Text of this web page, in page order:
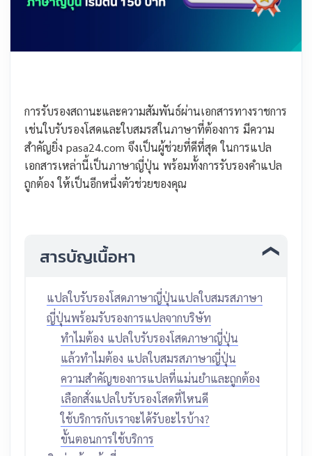
การรับรองสถานะและความสัมพันธ์ผ่านเอกสารทางราชการ
เช่นใบรับรองโสดและใบสมรสในภาษาที่ต้องการ มีความ
สำคัญยิ่ง pasa24.com จึงเป็นผู้ช่วยที่ดีที่สุด ในการแปล
เอกสารเหล่านี้เป็นภาษาญี่ปุ่น พร้อมทั้งการรับรองคำแปล
ถูกต้อง ให้เป็นอีกหนึ่งตัวช่วยของคุณ
สารบัญเนื้อหา
แปลใบรับรองโสดภาษาญี่ปุ่นแปลใบสมรสภาษา
ญี่ปุ่นพร้อมรับรองการแปลจากบริษัท
ทำไมต้อง แปลใบรับรองโสดภาษาญี่ปุ่น
แล้วทำไมต้อง แปลใบสมรสภาษาญี่ปุ่น
ความสำคัญของการแปลที่แม่นยำและถูกต้อง
เลือกสั่งแปลใบรับรองโสดที่ไหนดี
ใช้บริการกับเราจะได้รับอะไรบ้าง?
ขั้นตอนการใช้บริการ